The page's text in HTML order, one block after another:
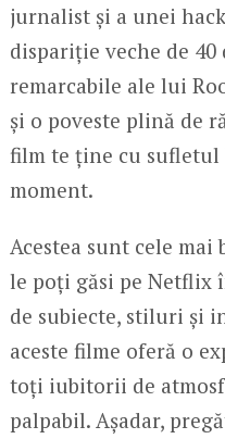
jurnalist și a unei
dispariție veche de
remarcabile ale lui
și o poveste plină de
film te ține cu
moment.
Acestea sunt cele
le poți găsi pe Netflix
de subiecte, stiluri și
aceste filme oferă o
toți iubitorii de
palpabil. Așadar,